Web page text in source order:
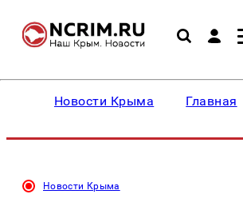
Новости Крыма Главная
Новости Крыма